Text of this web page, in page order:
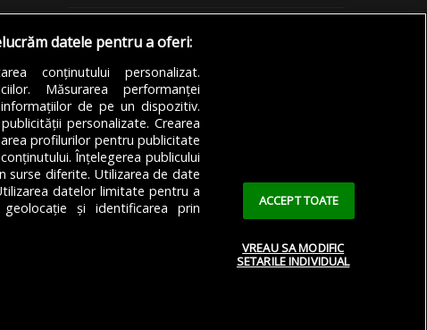
VIDEO | A fost montată ultima
grindă de beton de pe
Autostrada A0
06/08/2026
datele pentru a oferi:
conținutului personalizat.
Măsurarea performanței
de pe un dispozitiv.
personalizate. Crearea
profilurilor pentru publicitate
Înțelegerea publicului
surse diferite. Utilizarea de date
datelor limitate pentru a
și identificarea prin
ACCEPT TOATE
VREAU SA MODIFIC
SETARILE INDIVIDUAL